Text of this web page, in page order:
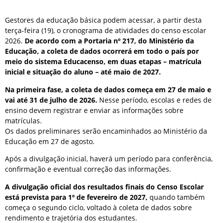
Gestores da educação básica podem acessar, a partir desta
terça-feira (19), o cronograma de atividades do censo escolar
2026. De acordo com a Portaria nº 217, do Ministério da
Educação, a coleta de dados ocorrerá em todo o país por
meio do sistema Educacenso, em duas etapas – matrícula
inicial e situação do aluno – até maio de 2027.
Na primeira fase, a coleta de dados começa em 27 de maio e
vai até 31 de julho de 2026. Nesse período, escolas e redes de
ensino devem registrar e enviar as informações sobre
matrículas.
Os dados preliminares serão encaminhados ao Ministério da
Educação em 27 de agosto.
Após a divulgação inicial, haverá um período para conferência,
confirmação e eventual correção das informações.
A divulgação oficial dos resultados finais do Censo Escolar
está prevista para 1º de fevereiro de 2027, quando também
começa o segundo ciclo, voltado à coleta de dados sobre
rendimento e trajetória dos estudantes.